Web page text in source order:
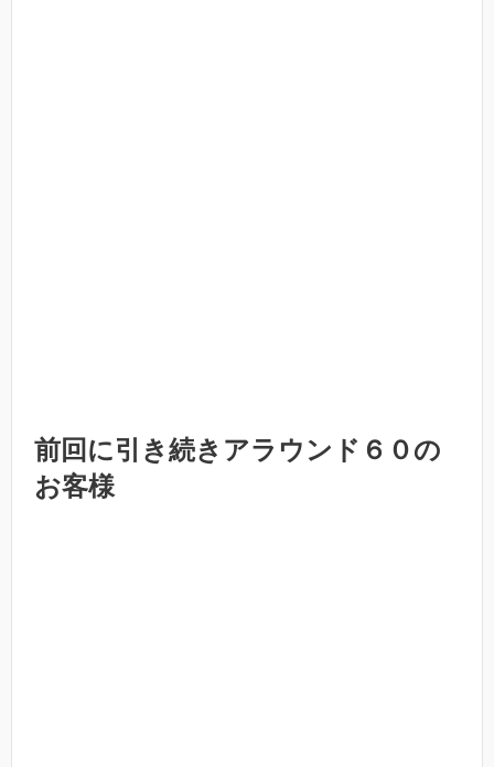
前回に引き続きアラウンド６０の
お客様